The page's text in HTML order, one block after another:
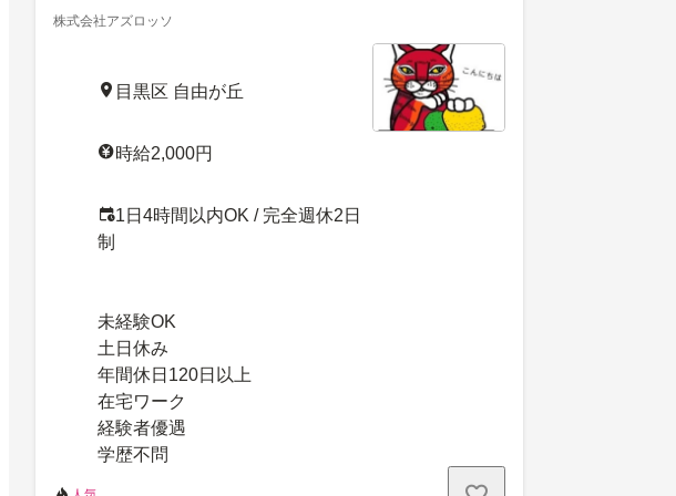
株式会社アズロッソ
目黒区 自由が丘
時給2,000円
1日4時間以内OK / 完全週休2日
制
未経験OK
土日休み
年間休日120日以上
在宅ワーク
経験者優遇
学歴不問